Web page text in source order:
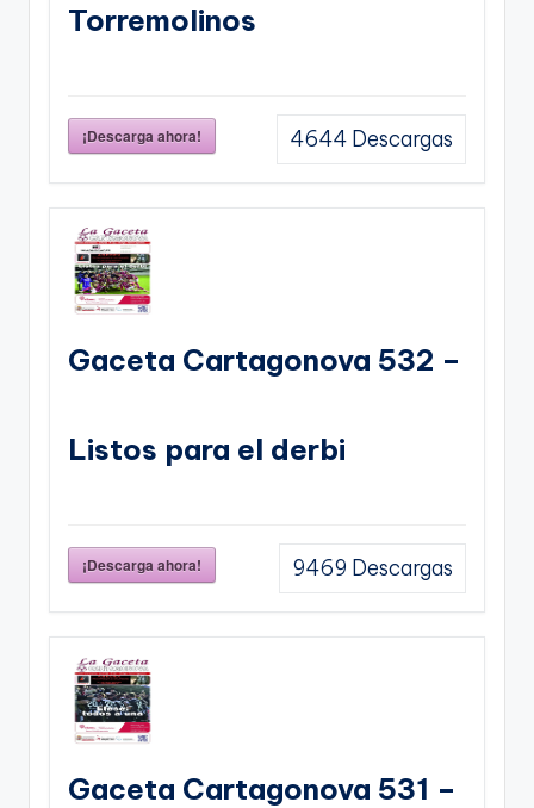
Torremolinos
¡Descarga ahora! 4644 Descargas
Gaceta Cartagonova 532 –
Listos para el derbi
¡Descarga ahora! 9469 Descargas
Gaceta Cartagonova 531 –